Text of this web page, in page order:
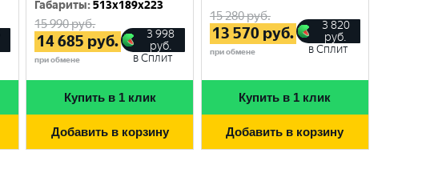
Габариты:513x189x223
15 990руб.
14 685 руб.
при обмене
3 998
руб.
в Сплит
Купить в 1 клик
Добавить в корзину
15 280руб.
13 570 руб.
при обмене
3 820
руб.
в Сплит
Купить в 1 клик
Добавить в корзину